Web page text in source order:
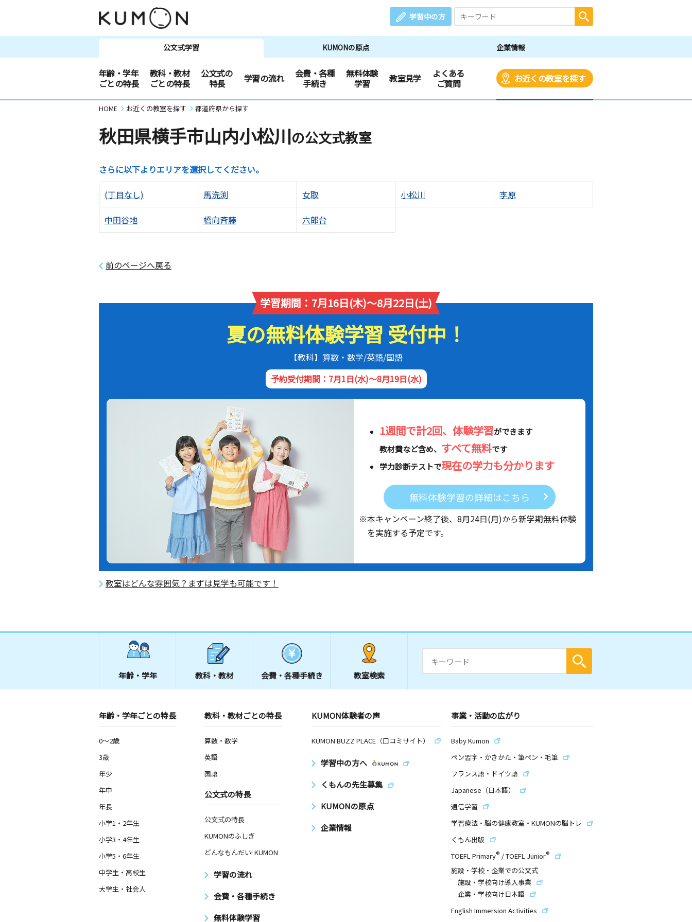
学習中の方
公文式学習 KUMONの原点 企業情報
年齢・学年
ごとの特長
教科・教材
ごとの特長
公文式の
特長
学習の流れ
会費・各種
手続き
無料体験
学習
教室見学
よくある
ご質問
お近くの教室を探す
HOME お近くの教室を探す 都道府県から探す
秋田県横手市山内小松川の公文式教室
さらに以下よりエリアを選択してください。
(丁目なし) 馬洗渕 女取 小松川 李原
中田谷地 橋向斉藤 六郎台
前のページへ戻る
学習期間：7月16日(木)～8月22日(土)
夏の無料体験学習 受付中！
【教科】算数・数学/英語/国語
予約受付期間：7月1日(水)～8月19日(水)
1週間で計2回、体験学習ができます
教材費など含め、 すべて無料です
学力診断テストで現在の学力も分かります
無料体験学習の詳細はこちら
※本キャンペーン終了後、 8月24日(月)から新学期無料体験
を実施する予定です。
教室はどんな雰囲気？まずは見学も可能です！
年齢・学年 教科・教材 会費・ 各種手続き 教室検索
年齢・学年ごとの特長
0～2歳
3歳
年少
年中
年長
小学1・2年生
小学3・4年生
小学5・6年生
中学生・高校生
大学生・社会人
教科・教材ごとの特長
算数・数学
英語
国語
公文式の特長
公文式の特長
KUMONのふしぎ
どんなもんだい! KUMON
学習の流れ
会費・各種手続き
無料体験学習
KUMON体験者の声
KUMON BUZZ PLACE（口コミサイト）
学習中の方へ
くもんの先生募集
KUMONの原点
企業情報
事業・活動の広がり
Baby Kumon
ペン習字・かきかた・筆ペン・毛筆
フランス語・ドイツ語
Japanese（日本語）
通信学習
学習療法・脳の健康教室・KUMONの脳トレ
くもん出版
TOEFL Primary® /TOEFL Junior®
施設・学校・企業での公文式
施設・学校向け導入事業
企業・学校向け日本語
English Immersion Activities